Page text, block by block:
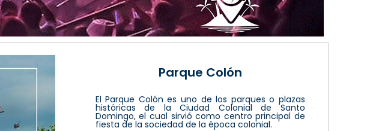
Parque Colón
El Parque Colón es uno de los parques o plazas
históricas de la Ciudad Colonial de Santo
Domingo, el cual sirvió como centro principal de
fiesta de la sociedad de la época colonial.